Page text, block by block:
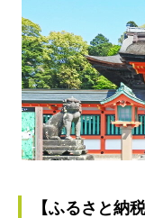
【ふるさと納